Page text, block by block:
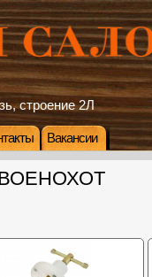
строение 2Л
Вакансии